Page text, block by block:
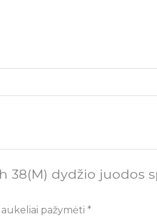
38(M) dydžio juodos
pažymėti *